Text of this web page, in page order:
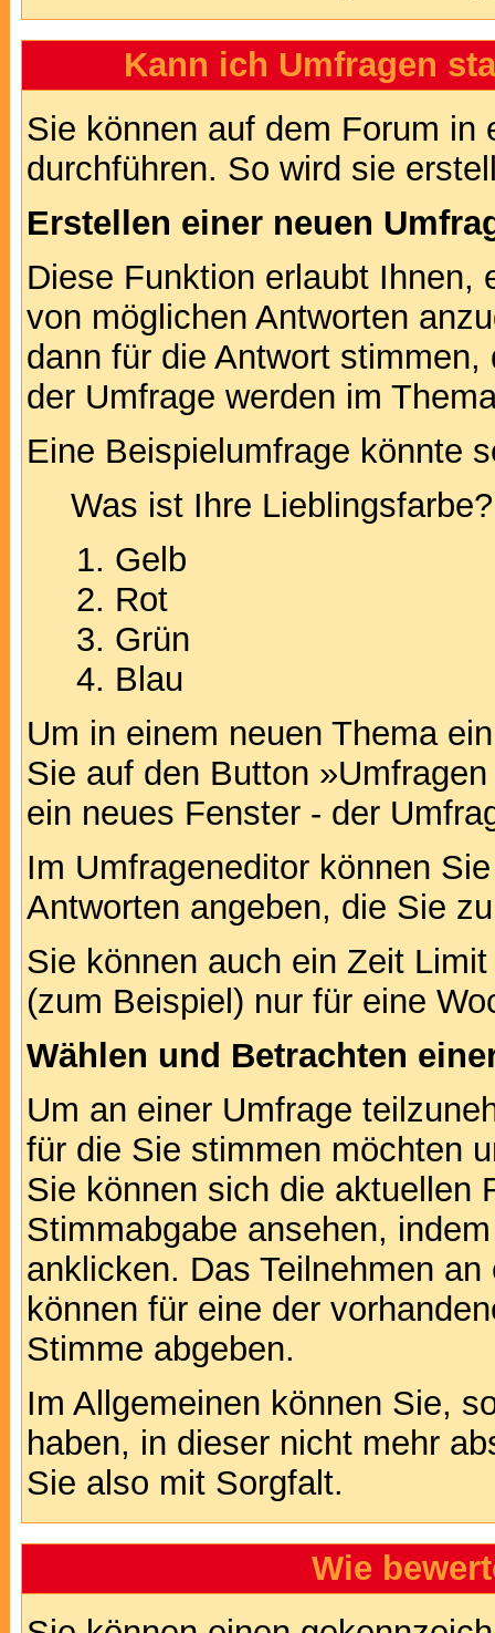
Kann ich Umfragen
Sie können auf dem Forum in
durchführen. So wird sie
Erstellen einer neuen
Diese Funktion erlaubt Ihnen,
von möglichen Antworten
dann für die Antwort
der Umfrage werden im
Eine Beispielumfrage könnte
Was ist Ihre Lieblingsfarbe?
Gelb
Rot
Grün
Blau
Um in einem neuen Thema
Sie auf den Button
ein neues Fenster - der
Im Umfrageneditor können
Antworten angeben, die Sie
Sie können auch ein Zeit
(zum Beispiel) nur für eine
Wählen und Betrachten
Um an einer Umfrage
für die Sie stimmen möchten
Sie können sich die aktuellen
Stimmabgabe ansehen,
anklicken. Das Teilnehmen
können für eine der
Stimme abgeben.
Im Allgemeinen können Sie,
haben, in dieser nicht mehr
Sie also mit Sorgfalt.
Wie